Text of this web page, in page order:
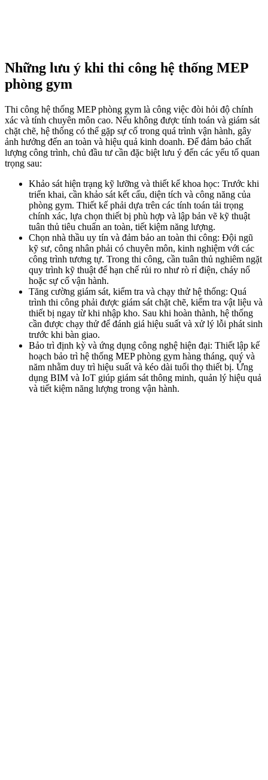
Những lưu ý khi thi công hệ thống MEP
phòng gym
Thi công hệ thống MEP phòng gym là công việc đòi hỏi độ chính
xác và tính chuyên môn cao. Nếu không được tính toán và giám sát
chặt chẽ, hệ thống có thể gặp sự cố trong quá trình vận hành, gây
ảnh hưởng đến an toàn và hiệu quả kinh doanh. Để đảm bảo chất
lượng công trình, chủ đầu tư cần đặc biệt lưu ý đến các yếu tố quan
trọng sau:
Khảo sát hiện trạng kỹ lưỡng và thiết kế khoa học: Trước khi
triển khai, cần khảo sát kết cấu, diện tích và công năng của
phòng gym. Thiết kế phải dựa trên các tính toán tải trọng
chính xác, lựa chọn thiết bị phù hợp và lập bản vẽ kỹ thuật
tuân thủ tiêu chuẩn an toàn, tiết kiệm năng lượng.
Chọn nhà thầu uy tín và đảm bảo an toàn thi công: Đội ngũ
kỹ sư, công nhân phải có chuyên môn, kinh nghiệm với các
công trình tương tự. Trong thi công, cần tuân thủ nghiêm ngặt
quy trình kỹ thuật để hạn chế rủi ro như rò rỉ điện, cháy nổ
hoặc sự cố vận hành.
Tăng cường giám sát, kiểm tra và chạy thử hệ thống: Quá
trình thi công phải được giám sát chặt chẽ, kiểm tra vật liệu và
thiết bị ngay từ khi nhập kho. Sau khi hoàn thành, hệ thống
cần được chạy thử để đánh giá hiệu suất và xử lý lỗi phát sinh
trước khi bàn giao.
Bảo trì định kỳ và ứng dụng công nghệ hiện đại: Thiết lập kế
hoạch bảo trì hệ thống MEP phòng gym hàng tháng, quý và
năm nhằm duy trì hiệu suất và kéo dài tuổi thọ thiết bị. Ứng
dụng BIM và IoT giúp giám sát thông minh, quản lý hiệu quả
và tiết kiệm năng lượng trong vận hành.